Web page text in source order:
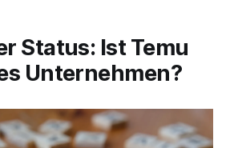
Status: Ist Temu
Unternehmen?